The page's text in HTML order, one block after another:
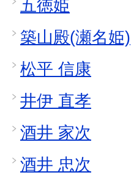
五徳姫
築山殿(瀬名姫)
松平 信康
井伊 直孝
酒井 家次
酒井 忠次